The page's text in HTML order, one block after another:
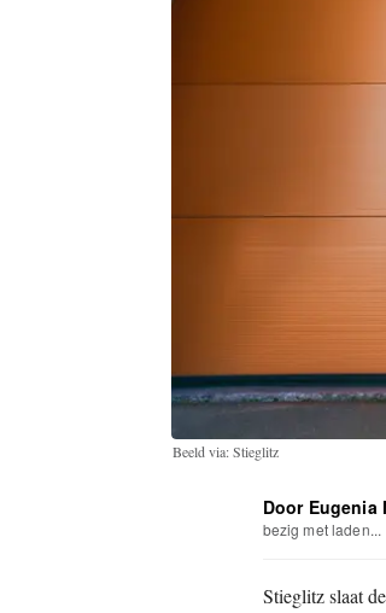
Beeld via: Stieglitz
Door Eugenia
bezig met laden...
Stieglitz slaat